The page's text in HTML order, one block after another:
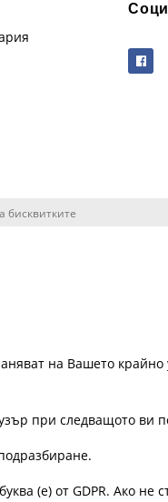
бисквитките
на Вашето крайно
при следващото
(е) от GDPR. Ако не